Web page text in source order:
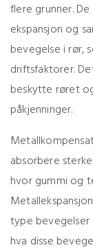
flere grunner.
ekspansjon og
bevegelse i rør,
driftsfaktorer.
beskytte røret
påkjenninger.
absorbere
hvor gummi og
type bevegelser
hva disse